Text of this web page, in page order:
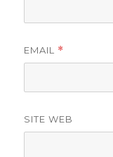
EMAIL *
SITE WEB